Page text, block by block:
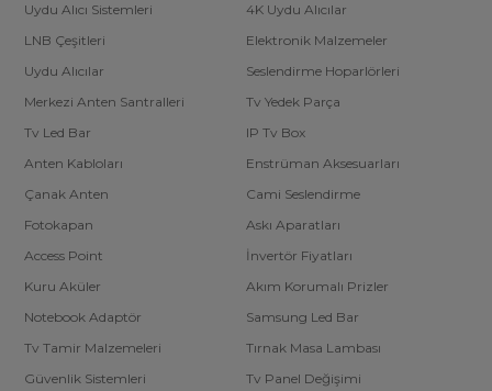
Uydu Alıcı Sistemleri
4K Uydu Alıcılar
LNB Çeşitleri
Elektronik Malzemeler
Uydu Alıcılar
Seslendirme Hoparlörleri
Merkezi Anten Santralleri
Tv Yedek Parça
Tv Led Bar
IP Tv Box
Anten Kabloları
Enstrüman Aksesuarları
Çanak Anten
Cami Seslendirme
Fotokapan
Askı Aparatları
Access Point
İnvertör Fiyatları
Kuru Aküler
Akım Korumalı Prizler
Notebook Adaptör
Samsung Led Bar
Tv Tamir Malzemeleri
Tırnak Masa Lambası
Güvenlik Sistemleri
Tv Panel Değişimi